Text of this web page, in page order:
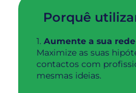
Porquê
1. Aumente a sua
Maximize as suas
contactos com
mesmas ideias.